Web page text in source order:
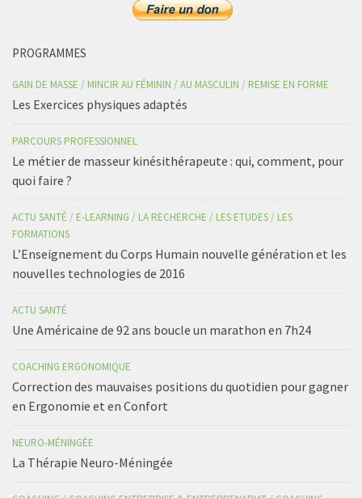
PROGRAMMES
GAIN DE MASSE / MINCIR AU FÉMININ / AU MASCULIN / REMISE EN FORME
Les Exercices physiques adaptés
PARCOURS PROFESSIONNEL
Le métier de masseur kinésithérapeute : qui, comment, pour
quoi faire ?
ACTU SANTÉ / E-LEARNING / LA RECHERCHE / LES ETUDES / LES
FORMATIONS
L’Enseignement du Corps Humain nouvelle génération et les
nouvelles technologies de 2016
ACTU SANTÉ
Une Américaine de 92 ans boucle un marathon en 7h24
COACHING ERGONOMIQUE
Correction des mauvaises positions du quotidien pour gagner
en Ergonomie et en Confort
NEURO-MÉNINGÉE
La Thérapie Neuro-Méningée